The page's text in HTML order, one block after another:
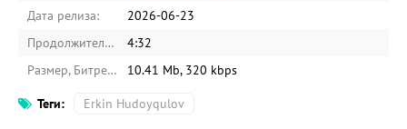
Дата релиза:
2026-06-23
Продолжительность:
4:32
Размер, Битрейт:
10.41 Mb, 320 kbps
Теги: Erkin Hudoyqulov